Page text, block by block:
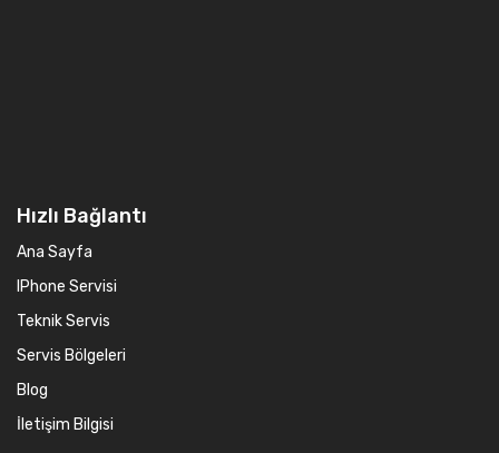
Hızlı Bağlantı
Ana Sayfa
IPhone Servisi
Teknik Servis
Servis Bölgeleri
Blog
İletişim Bilgisi